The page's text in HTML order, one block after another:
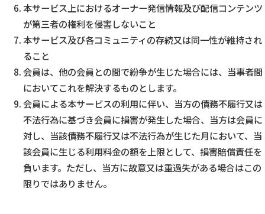
本サービス上におけるオーナー発信情報及び配信コンテンツ
が第三者の権利を侵害しないこと
本サービス及び各コミュニティの存続又は同一性が維持され
ること
会員は、他の会員との間で紛争が生じた場合には、当事者間
においてこれを解決するものとします。
会員による本サービスの利用に伴い、当方の債務不履行又は
不法行為に基づき会員に損害が発生した場合、当方は会員に
対し、当該債務不履行又は不法行為が生じた月において、当
該会員に生じる利用料金の額を上限として、損害賠償責任を
負います。ただし、当方に故意又は重過失がある場合はこの
限りではありません。